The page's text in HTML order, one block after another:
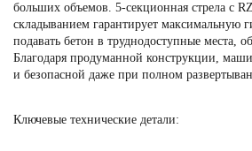
больших объемов. 5-секционная стрела с
складыванием гарантирует максимальную
подавать бетон в труднодоступные места,
Благодаря продуманной конструкции,
и безопасной даже при полном
Ключевые технические детали: